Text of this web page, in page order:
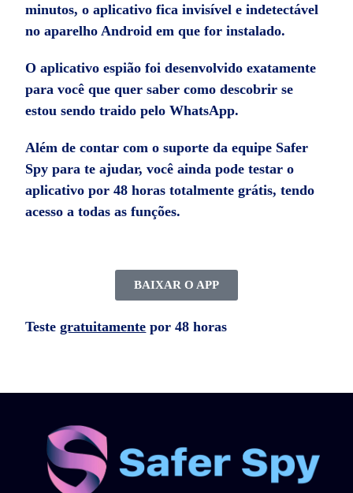
minutos, o aplicativo fica invisível e indetectável
no aparelho Android em que for instalado.
O aplicativo espião foi desenvolvido exatamente
para você que quer saber como descobrir se
estou sendo traido pelo WhatsApp.
Além de contar com o suporte da equipe Safer
Spy para te ajudar, você ainda pode testar o
aplicativo por 48 horas totalmente grátis, tendo
acesso a todas as funções.
BAIXAR O APP
Testegratuitamente por 48 horas